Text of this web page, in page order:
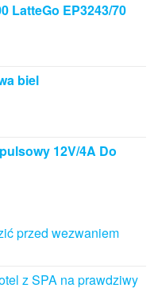
LatteGo EP3243/70
biel
12V/4A Do
przed wezwaniem
z SPA na prawdziwy